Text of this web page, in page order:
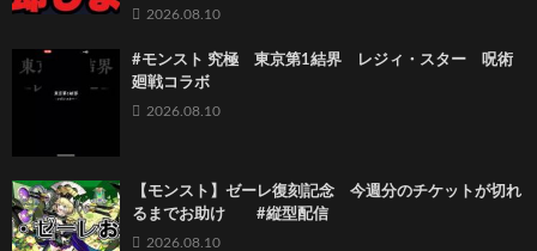
2026.08.10
#モンスト 究極 東京第1結界 レジィ・スター 呪術
廻戦コラボ
2026.08.10
【モンスト】ゼーレ復刻記念 今週分のチケットが切れ
るまでお助け #縦型配信
2026.08.10